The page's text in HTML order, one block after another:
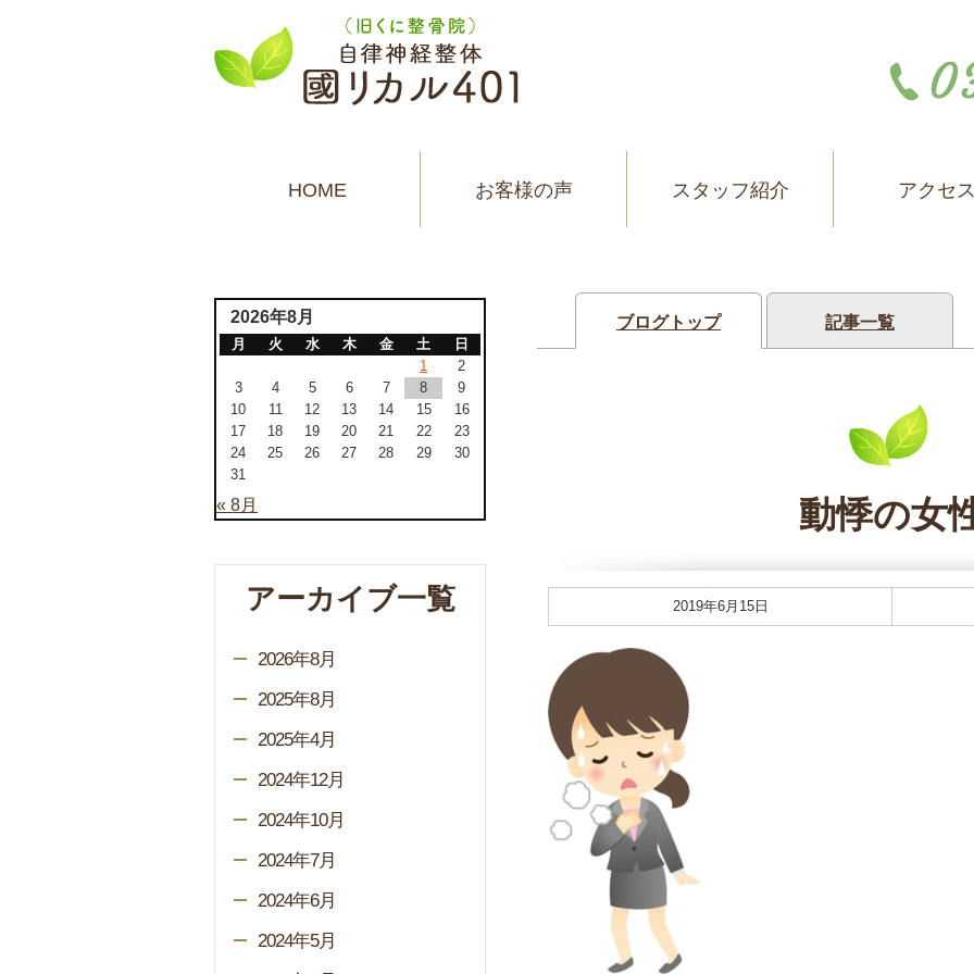
HOME お客様の声 スタッフ紹介 アクセ
ブログトップ 記事一覧
動悸の女
2019年6月15日
2026年8月
月 火 水 木 金 土
日
1
2
3
4 5 6 7 8
9
10
11 12 13 14 15
16
17
18 19 20 21 22
23
24
25 26 27 28 29
30
31
« 8月
アーカイブ一覧
2026年8月
2025年8月
2025年4月
2024年12月
2024年10月
2024年7月
2024年6月
2024年5月